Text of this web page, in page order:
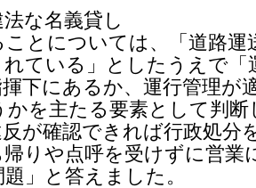
な名義貸し
とについては、「道路運
ている」としたうえで「
下にあるか、運行管理が
を主たる要素として判断
が確認できれば行政処分
帰りや点呼を受けずに営業
」と答えました。